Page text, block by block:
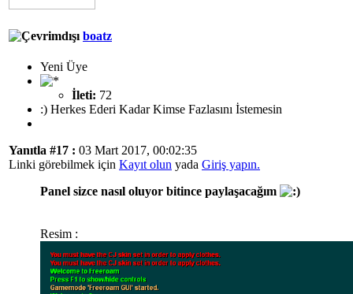
boatz
Yeni Üye
İleti: 72
:) Herkes Ederi Kadar Kimse Fazlasını İstemesin
Yanıtla #17 : 03 Mart 2017, 00:02:35
Linki görebilmek için Kayıt olun yada Giriş yapın.
Panel sizce nasıl oluyor bitince paylaşacağım
Resim :